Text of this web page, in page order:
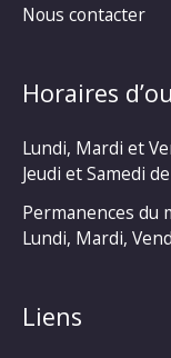
Nous contacter
Horaires
Lundi, Mardi et
Jeudi et Samedi
Permanences du
Lundi, Mardi,
Liens